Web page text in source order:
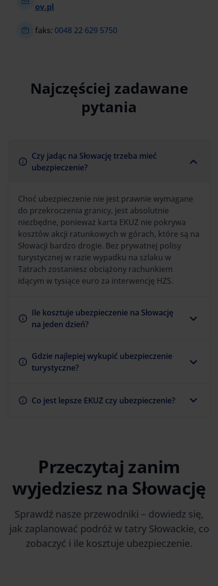
ov.pl
faks: 0048 22 629 5750
Najczęściej zadawane
pytania
Czy jadąc na Słowację trzeba mieć
ubezpieczenie?
Choć ubezpieczenie nie jest prawnie wymagane
do przekroczenia granicy, jest absolutnie
niezbędne, ponieważ karta EKUZ nie pokrywa
kosztów akcji ratunkowych w górach, które są na
Słowacji bardzo drogie. Bez prywatnej polisy
turystycznej w razie wypadku na szlaku w
Tatrach zostaniesz obciążony rachunkiem
idącym w tysiące euro za interwencję HZS.
Ile kosztuje ubezpieczenie na Słowację
na jeden dzień?
Gdzie najlepiej wykupić ubezpieczenie
turystyczne?
Co jest lepsze EKUZ czy ubezpieczenie?
Przeczytaj zanim
wyjedziesz na Słowację
Sprawdź nasze przewodniki – dowiedz się,
jak zaplanować podróż w tatry Słowackie, co
zobaczyć i ile kosztuje ubezpieczenie.